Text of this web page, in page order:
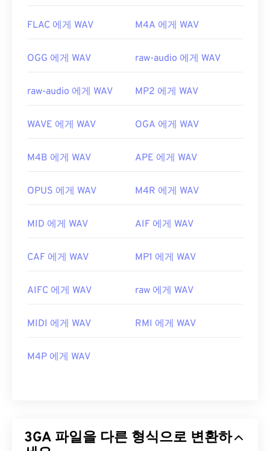
FLAC 에게 WAV M4A 에게 WAV
OGG 에게 WAV raw-audio 에게 WAV
raw-audio 에게 WAV MP2 에게 WAV
WAVE 에게 WAV OGA 에게 WAV
M4B 에게 WAV APE 에게 WAV
OPUS 에게 WAV M4R 에게 WAV
MID 에게 WAV AIF 에게 WAV
CAF 에게 WAV MP1 에게 WAV
AIFC 에게 WAV raw 에게 WAV
MIDI 에게 WAV RMI 에게 WAV
M4P 에게 WAV
3GA 파일을 다른 형식으로 변환하